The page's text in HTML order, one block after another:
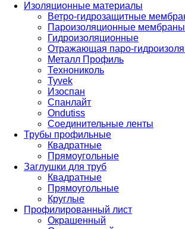
Изоляционные материалы
Ветро-гидрозащитные
Пароизоляционные мембраны
Гидроизоляционные
Отражающая паро-
Металл Профиль
Технониколь
Tyvek
Изоспан
Спанлайт
Ondutiss
Соединительные ленты
Трубы профильные
Квадратные
Прямоугольные
Заглушки для труб
Квадратные
Прямоугольные
Круглые
Профилированный лист
Окрашенный